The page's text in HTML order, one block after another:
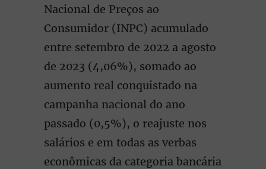
Nacional de Preços ao
Consumidor (INPC) acumulado
entre setembro de 2022 a agosto
de 2023 (4,06%), somado ao
aumento real conquistado na
campanha nacional do ano
passado (0,5%), o reajuste nos
salários e em todas as verbas
econômicas da categoria bancária